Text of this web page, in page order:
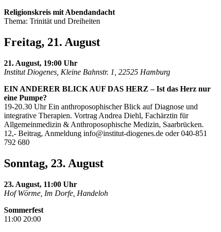
Religionskreis mit Abendandacht
Thema: Trinität und Dreiheiten
Freitag, 21. August
21. August, 19:00 Uhr
Institut Diogenes, Kleine Bahnstr. 1, 22525 Hamburg
EIN ANDERER BLICK AUF DAS HERZ – Ist das Herz nur
eine Pumpe?
19-20.30 Uhr Ein anthroposophischer Blick auf Diagnose und
integrative Therapien. Vortrag Andrea Diehl, Fachärztin für
Allgemeinmedizin & Anthroposophische Medizin, Saarbrücken.
12,- Beitrag, Anmeldung info@institut-diogenes.de oder 040-851
792 680
Sonntag, 23. August
23. August, 11:00 Uhr
Hof Wörme, Im Dorfe, Handeloh
Sommerfest
11:00 20:00